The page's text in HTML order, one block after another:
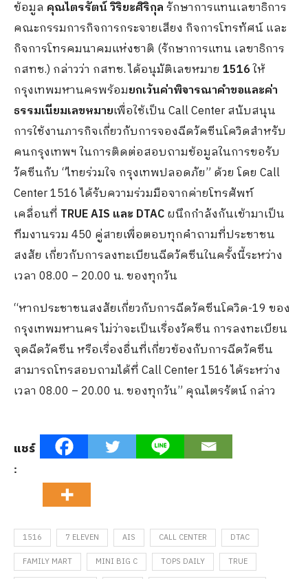
ข้อมูล คุณไตรรัตน์ วิริยะศิริกุลรักษาการแทนเลขาธิการ
คณะกรรมการกิจการกระจายเสียง กิจการโทรทัศน์ และ
กิจการโทรคมนาคมแห่งชาติ (รักษาการแทน เลขาธิการ
กสทช.) กล่าวว่า กสทช. ได้อนุมัติเลขหมาย 1516ให้
กรุงเทพมหานครพร้อมยกเว้นค่าพิจารณาคำขอและค่า
ธรรมเนียมเลขหมายเพื่อใช้เป็น Call Center สนับสนุน
การใช้งานภารกิจเกี่ยวกับการจองฉีดวัคซีนโควิดสำหรับ
คนกรุงเทพฯ ในการติดต่อสอบถามข้อมูลในการขอรับ
วัคซีนกับ “ไทยร่วมใจ กรุงเทพปลอดภัย” ด้วย โดย Call
Center 1516 ได้รับความร่วมมือจากค่ายโทรศัพท์
เคลื่อนที่ TRUE AIS และ DTACผนึกกำลังกันเข้ามาเป็น
ทีมงานรวม 450 คู่สายเพื่อตอบทุกคำถามที่ประชาชน
สงสัย เกี่ยวกับการลงทะเบียนฉีดวัคซีนในครั้งนี้ระหว่าง
เวลา 08.00 – 20.00 น. ของทุกวัน
“หากประชาชนสงสัยเกี่ยวกับการฉีดวัคซีนโควิด-19 ของ
กรุงเทพมหานคร ไม่ว่าจะเป็นเรื่องวัคซีน การลงทะเบียน
จุดฉีดวัคซีน หรือเรื่องอื่นที่เกี่ยวข้องกับการฉีดวัคซีน
สามารถโทรสอบถามได้ที่ Call Center 1516 ได้ระหว่าง
เวลา 08.00 – 20.00 น. ของทุกวัน” คุณไตรรัตน์ กล่าว
แชร์
:
1516 7 ELEVEN AIS CALL CENTER
DTAC
FAMILY MART
MINI BIG C TOPS DAILY
TRUE